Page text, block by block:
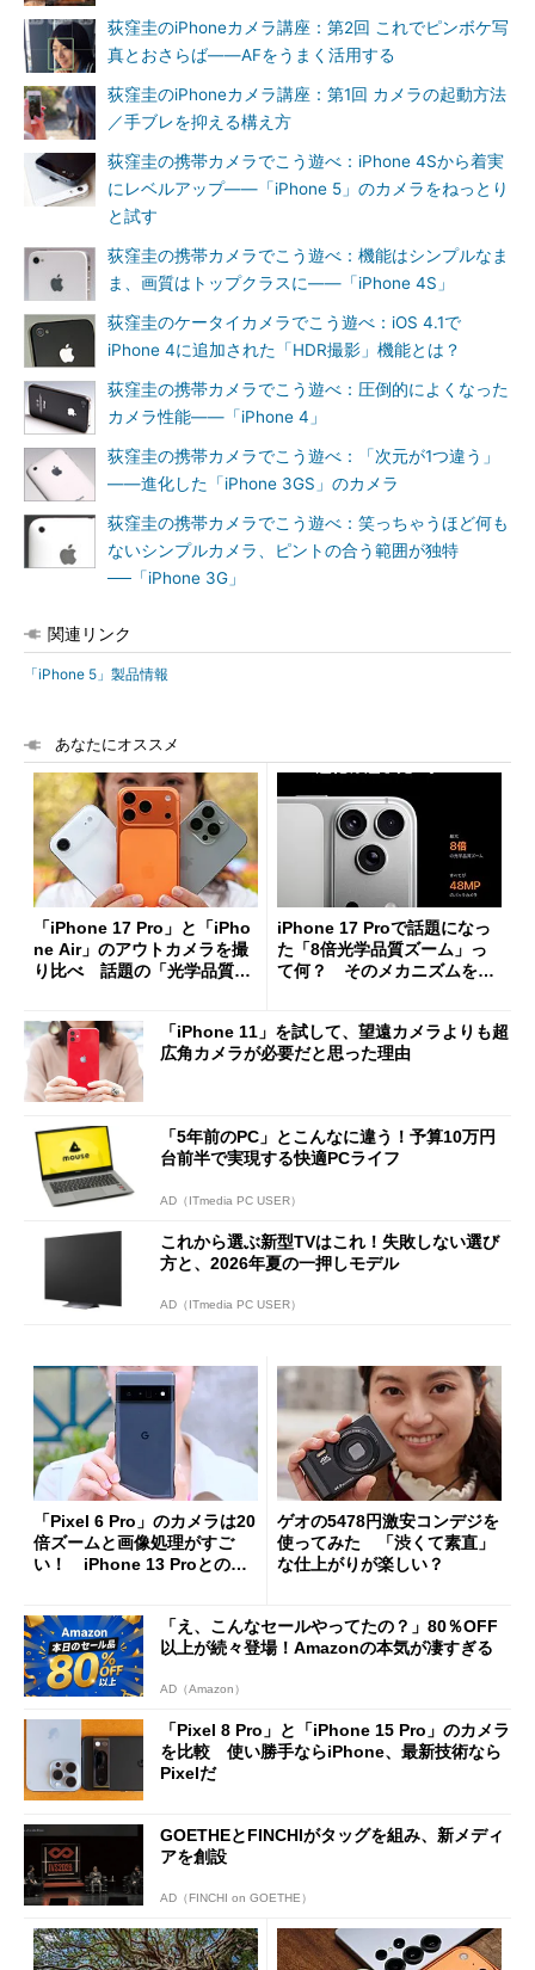
荻窪圭のiPhoneカメラ講座：第2回 これでピンボケ写
真とおさらば――AFをうまく活用する
荻窪圭のiPhoneカメラ講座：第1回 カメラの起動方法
／手ブレを抑える構え方
荻窪圭の携帯カメラでこう遊べ：iPhone 4Sから着実
にレベルアップ――「iPhone 5」のカメラをねっとり
と試す
荻窪圭の携帯カメラでこう遊べ：機能はシンプルなま
ま、画質はトップクラスに――「iPhone 4S」
荻窪圭のケータイカメラでこう遊べ：iOS 4.1で
iPhone 4に追加された「HDR撮影」機能とは？
荻窪圭の携帯カメラでこう遊べ：圧倒的によくなった
カメラ性能――「iPhone 4」
荻窪圭の携帯カメラでこう遊べ：「次元が1つ違う」
――進化した「iPhone 3GS」のカメラ
荻窪圭の携帯カメラでこう遊べ：笑っちゃうほど何も
ないシンプルカメラ、ピントの合う範囲が独特
──「iPhone 3G」
関連リンク
「iPhone 5」製品情報
あなたにオススメ
「iPhone 17 Pro」と「iPho
ne Air」のアウトカメラを撮
り比べ 話題の「光学品質8
iPhone 17 Proで話題になっ
た「8倍光学品質ズーム」っ
て何？ そのメカニズムを解
「iPhone 11」を試して、望遠カメラよりも超
広角カメラが必要だと思った理由
「5年前のPC」とこんなに違う！予算10万円
台前半で実現する快適PCライフ
AD（ITmedia PC USER）
これから選ぶ新型TVはこれ！失敗しない選び
方と、2026年夏の一押しモデル
AD（ITmedia PC USER）
「Pixel 6 Pro」のカメラは20
倍ズームと画像処理がすご
い！ iPhone 13 Proとの画
ゲオの5478円激安コンデジを
使ってみた 「渋くて素直」
な仕上がりが楽しい？
「え、こんなセールやってたの？」80％OFF
以上が続々登場！Amazonの本気が凄すぎる
AD（Amazon）
「Pixel 8 Pro」と「iPhone 15 Pro」のカメラ
を比較 使い勝手ならiPhone、最新技術なら
Pixelだ
GOETHEとFINCHIがタッグを組み、新メディ
アを創設
AD（FINCHI on GOETHE）